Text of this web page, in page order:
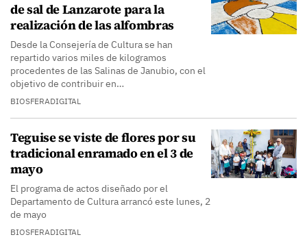
de sal de Lanzarote para la
realización de las alfombras
Desde la Consejería de Cultura se han
repartido varios miles de kilogramos
procedentes de las Salinas de Janubio, con el
objetivo de contribuir en…
BIOSFERADIGITAL
Teguise se viste de flores por su
tradicional enramado en el 3 de
mayo
El programa de actos diseñado por el
Departamento de Cultura arrancó este lunes, 2
de mayo
BIOSFERADIGITAL